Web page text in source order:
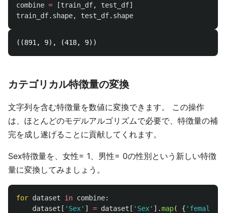
combine = [train_df, test_df]
train_df. shape, test_df. shape
カテゴリカル特徴量の変換
文字列を含む特徴量を数値に変換できます。 この操作
は、ほとんどのモデルアルゴリズムで必要で、特徴量の補
完を成し遂げることに貢献してくれます。
Sex特徴量を、女性= 1、男性= 0の性別という新しい特徴
量に変換してみましょう。
for dataset in combine:
dataset [ ' Sex' ] = dataset [ ' Sex' ].map( { ' female